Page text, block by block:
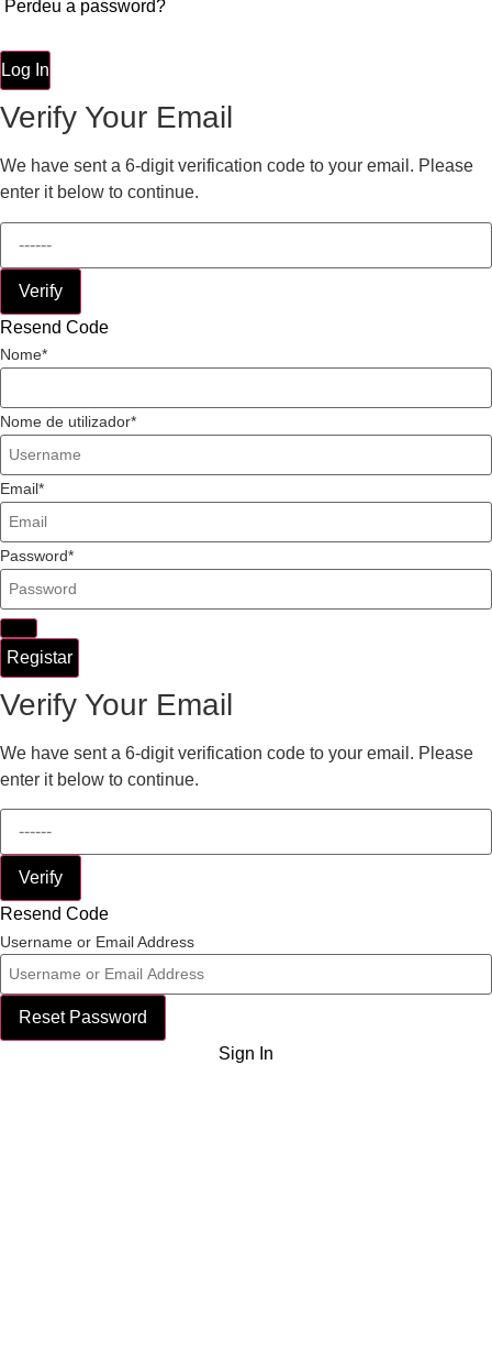
Perdeu a password?
Log In
Verify Your Email
We have sent a 6-digit verification code to your email. Please
enter it below to continue.
Verify
Resend Code
Nome
Nome de utilizador
Email
Password
Registar
Verify Your Email
We have sent a 6-digit verification code to your email. Please
enter it below to continue.
Verify
Resend Code
Username or Email Address
Reset Password
Sign In